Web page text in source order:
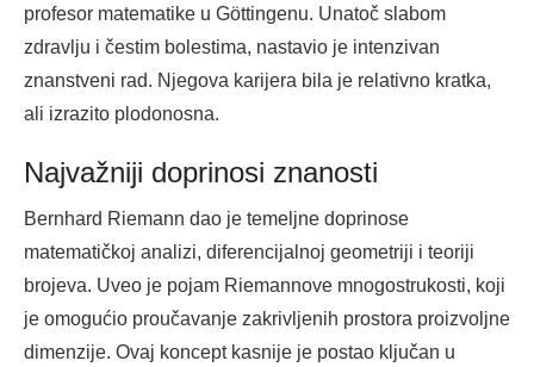
profesor matematike u Göttingenu. Unatoč slabom
zdravlju i čestim bolestima, nastavio je intenzivan
znanstveni rad. Njegova karijera bila je relativno kratka,
ali izrazito plodonosna.
Najvažniji doprinosi znanosti
Bernhard Riemann dao je temeljne doprinose
matematičkoj analizi, diferencijalnoj geometriji i teoriji
brojeva. Uveo je pojam Riemannove mnogostrukosti, koji
je omogućio proučavanje zakrivljenih prostora proizvoljne
dimenzije. Ovaj koncept kasnije je postao ključan u